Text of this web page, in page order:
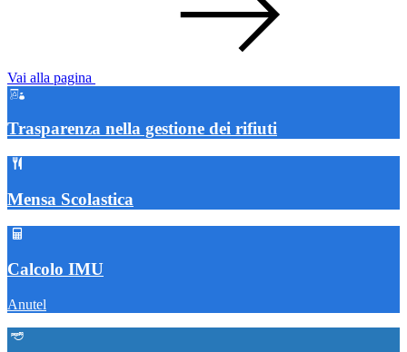
Vai alla pagina
Trasparenza nella gestione dei rifiuti
Mensa Scolastica
Calcolo IMU
Anutel